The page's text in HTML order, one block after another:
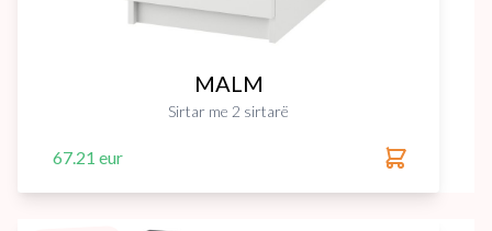
MALM
Sirtar me 2 sirtarë
67.21 eur